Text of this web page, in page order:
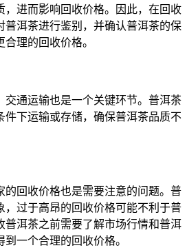
，进而影响回收价格。因此，在回收
普洱茶进行鉴别，并确认普洱茶的保
理的回收价格。
交通运输也是一个关键环节。 普洱茶
件下运输或存储，确保普洱茶品质不
的回收价格也是需要注意的问题。 普
，过于高昂的回收价格可能不利于普
普洱茶之前需要了解市场行情和普洱
一个合理的回收价格。